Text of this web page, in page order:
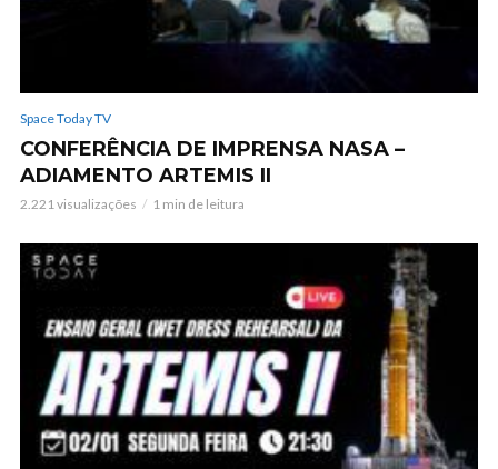
Space Today TV
CONFERÊNCIA DE IMPRENSA NASA –
ADIAMENTO ARTEMIS II
2.221 visualizações 1 min de leitura